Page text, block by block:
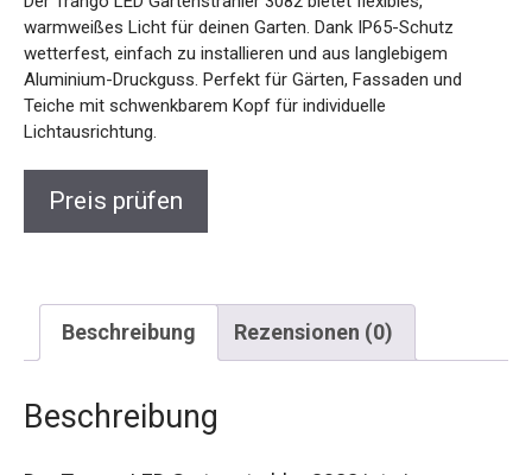
warmweißes Licht für deinen Garten. Dank IP65-Schutz
wetterfest, einfach zu installieren und aus langlebigem
Aluminium-Druckguss. Perfekt für Gärten, Fassaden und
Teiche mit schwenkbarem Kopf für individuelle
Lichtausrichtung.
Preis prüfen
Beschreibung Rezensionen (0)
Beschreibung